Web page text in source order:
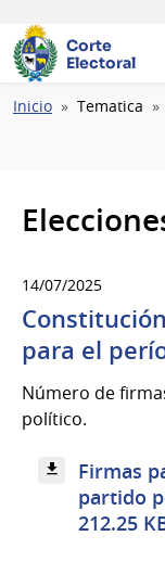
Corte
Electoral
Ruta
Inicio Tematica
14/07/2025
para el
Número de
político.
Firmas
partido
212.25